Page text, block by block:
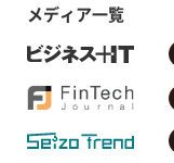
メディア一覧